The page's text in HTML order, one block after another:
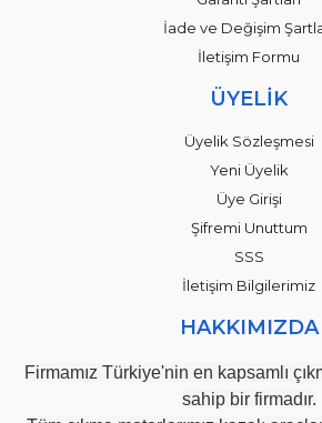
İade ve Değişim
İletişim Formu
ÜYELİK
Üyelik Sözleşmesi
Yeni Üyelik
Üye Girişi
Şifremi Unuttum
SSS
İletişim Bilgilerimiz
HAKKIMIZDA
Firmamız Türkiye'nin en kapsamlı
sahip bir firmadır.